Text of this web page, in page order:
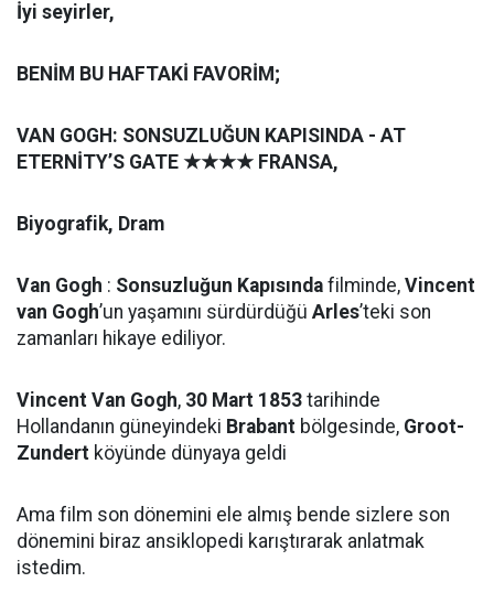
İyi seyirler,
BENİM BU HAFTAKİ FAVORİM;
VAN GOGH: SONSUZLUĞUN KAPISINDA - AT
ETERNİTY’S GATE ★★★★ FRANSA,
Biyografik, Dram
Van Gogh : Sonsuzluğun Kapısında filminde, Vincent
van Gogh’un yaşamını sürdürdüğü Arles’teki son
zamanları hikaye ediliyor.
Vincent Van Gogh, 30 Mart 1853 tarihinde
Hollandanın güneyindeki Brabant bölgesinde, Groot-
Zundert köyünde dünyaya geldi
Ama film son dönemini ele almış bende sizlere son
dönemini biraz ansiklopedi karıştırarak anlatmak
istedim.